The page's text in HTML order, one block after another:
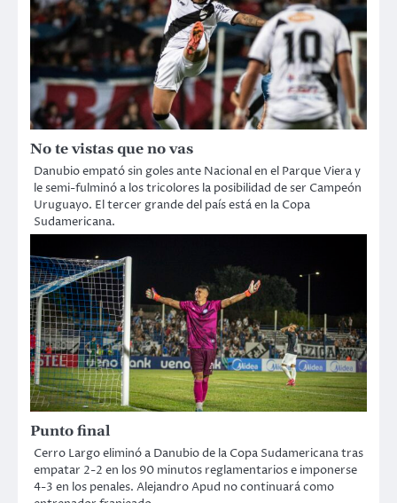
No te vistas que no vas
Danubio empató sin goles ante Nacional en el Parque Viera y
le semi-fulminó a los tricolores la posibilidad de ser Campeón
Uruguayo. El tercer grande del país está en la Copa
Sudamericana.
Punto final
Cerro Largo eliminó a Danubio de la Copa Sudamericana tras
empatar 2-2 en los 90 minutos reglamentarios e imponerse
4-3 en los penales. Alejandro Apud no continuará como